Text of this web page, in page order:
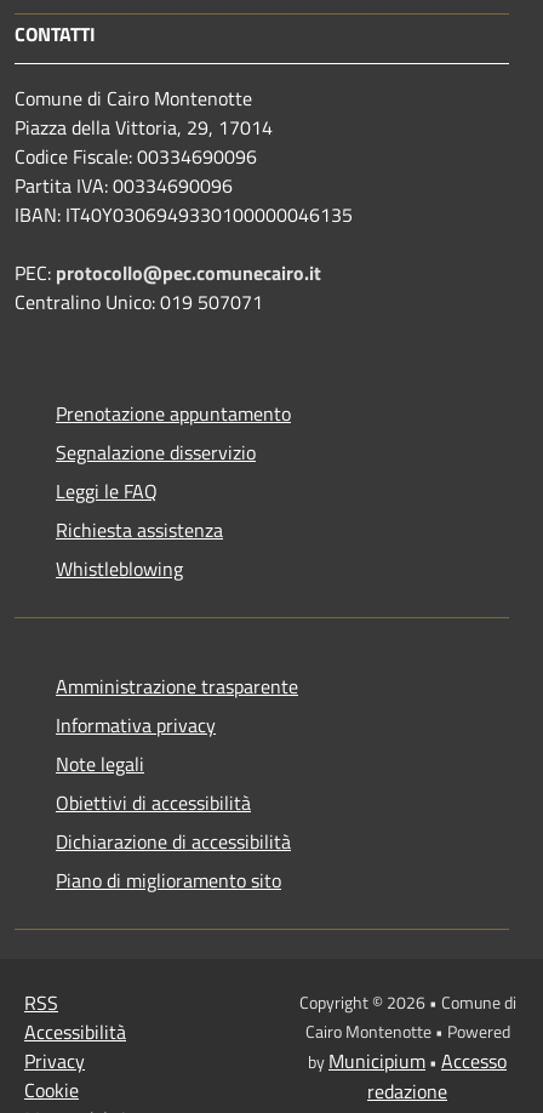
CONTATTI
Comune di Cairo Montenotte
Piazza della Vittoria, 29, 17014
Codice Fiscale: 00334690096
Partita IVA: 00334690096
IBAN: IT40Y0306949330100000046135
PEC: protocollo@pec.comunecairo.it
Centralino Unico: 019 507071
Prenotazione appuntamento
Segnalazione disservizio
Leggi le FAQ
Richiesta assistenza
Whistleblowing
Amministrazione trasparente
Informativa privacy
Note legali
Obiettivi di accessibilità
Dichiarazione di accessibilità
Piano di miglioramento sito
RSS
Accessibilità
Privacy
Cookie
Copyright © 2026 • Comune di
Cairo Montenotte • Powered
byMunicipium• Accesso
redazione